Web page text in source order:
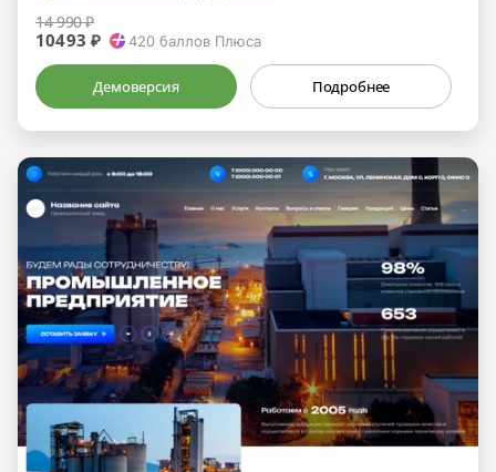
14 990 ₽
10493 ₽ 420 баллов Плюса
Демоверсия Подробнее